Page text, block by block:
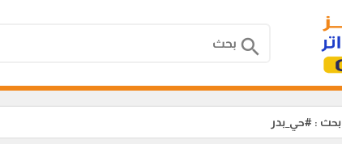
search
بحث : #حي_بدر